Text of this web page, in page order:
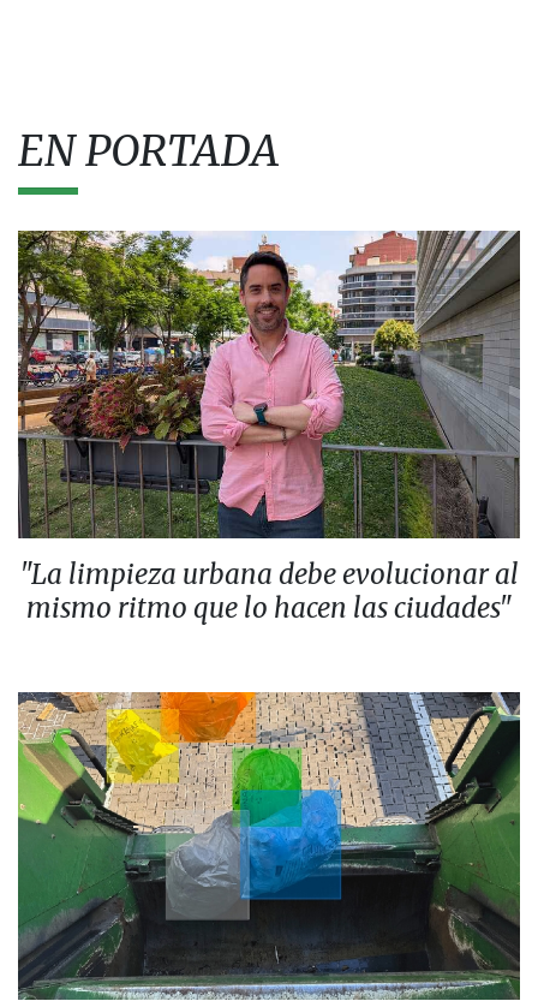
EN PORTADA
"La limpieza urbana debe evolucionar al
mismo ritmo que lo hacen las ciudades"